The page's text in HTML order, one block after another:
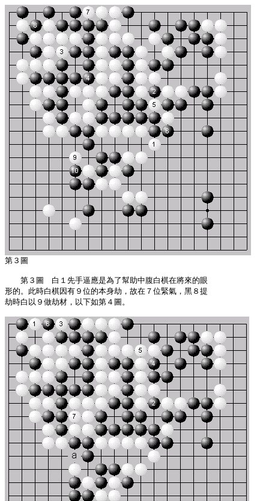
第３圖　白１先手逼應是為了幫助中腹白棋在將來的眼
形的。此時白棋因有９位的本身劫，故在７位緊氣，黑８提
劫時白以９做劫材，以下如第４圖。